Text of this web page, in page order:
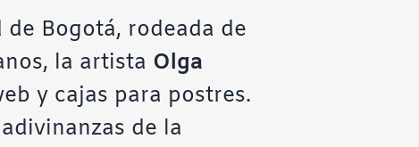
Bogotá, rodeada de
la artista Olga
y cajas para postres.
de la